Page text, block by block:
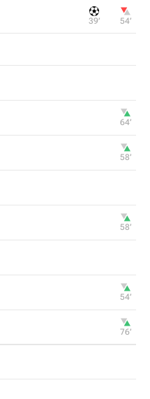
39‎’‎ 54‎’‎
64‎’‎
58‎’‎
58‎’‎
54‎’‎
76‎’‎